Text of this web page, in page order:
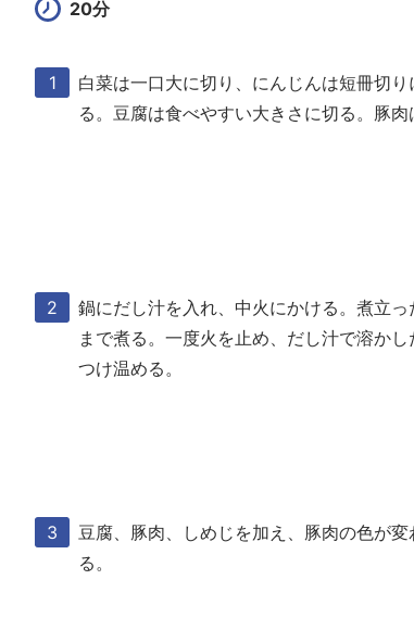
20分
白菜は一口大に切り、にんじんは短冊切
る。豆腐は食べやすい大きさに切る。豚
鍋にだし汁を入れ、中火にかける。煮立
まで煮る。一度火を止め、だし汁で溶か
つけ温める。
豆腐、豚肉、しめじを加え、豚肉の色が
る。